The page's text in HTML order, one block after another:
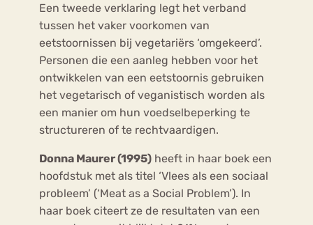
Een tweede verklaring legt het verband
tussen het vaker voorkomen van
eetstoornissen bij vegetariërs ‘omgekeerd’.
Personen die een aanleg hebben voor het
ontwikkelen van een eetstoornis gebruiken
het vegetarisch of veganistisch worden als
een manier om hun voedselbeperking te
structureren of te rechtvaardigen.
Donna Maurer (1995) heeft in haar boek een
hoofdstuk met als titel ‘Vlees als een sociaal
probleem’ (‘Meat as a Social Problem’). In
haar boek citeert ze de resultaten van een